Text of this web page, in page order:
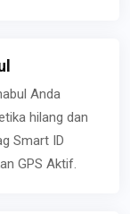
Anda
hilang dan
Smart ID
GPS Aktif.